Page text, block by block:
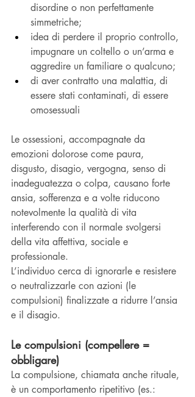
disordine o non perfettamente
simmetriche;
idea di perdere il proprio controllo,
impugnare un coltello o un’arma e
aggredire un familiare o qualcuno;
di aver contratto una malattia, di
essere stati contaminati, di essere
omosessuali
Le ossessioni, accompagnate da
emozioni dolorose come paura,
disgusto, disagio, vergogna, senso di
inadeguatezza o colpa, causano forte
ansia, sofferenza e a volte riducono
notevolmente la qualità di vita
interferendo con il normale svolgersi
della vita affettiva, sociale e
professionale.
L’individuo cerca di ignorarle e resistere
o neutralizzarle con azioni (le
compulsioni) finalizzate a ridurre l’ansia
e il disagio.
Le compulsioni (compellere =
obbligare)
La compulsione, chiamata anche rituale,
è un comportamento ripetitivo (es.: